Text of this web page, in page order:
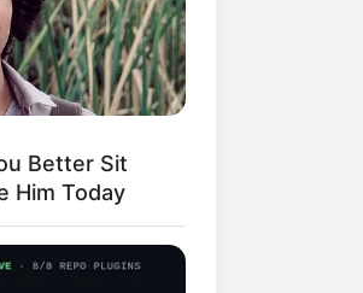
7 Potret
Berusia
Better Sit
Him Today